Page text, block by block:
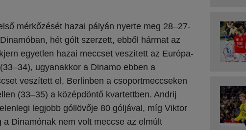
mérkőzését hazai pályán nyerte meg 28–27-
hét gólt szerzett, ebből hármat az
egyetlen hazai meccset veszített az Európa-
ugyanakkor a Dinamo ebben a
veszített el, Berlinben a csoportmeccseken
(33–35) a középdöntő kvartettben. Andrij
legjobb góllövője 80 góljával, míg Viktor
a Dinamónak nem volt meccse az elmúlt